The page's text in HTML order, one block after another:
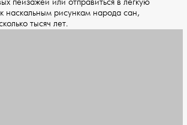
наскальным рисункам народа сан,
тысяч лет.